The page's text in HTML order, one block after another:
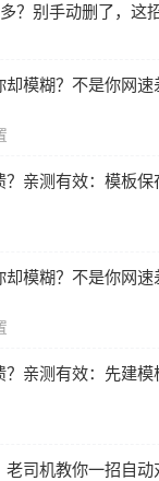
？别手动删了，这
模糊？不是你网
亲测有效：模板保
模糊？不是你网
亲测有效：先建
司机教你一招自